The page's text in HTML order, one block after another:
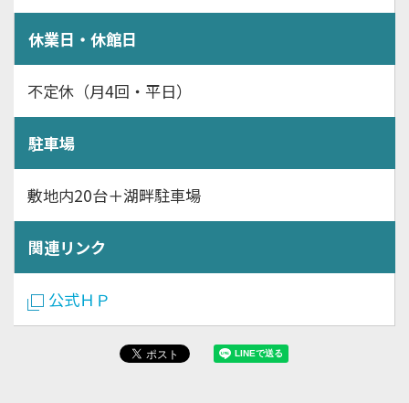
休業日・休館日
不定休（月4回・平日）
駐車場
敷地内20台＋湖畔駐車場
関連リンク
公式ＨＰ